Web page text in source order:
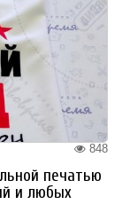
848
печатью
и любых